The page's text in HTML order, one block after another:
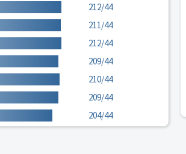
212/44
211/44
212/44
209/44
210/44
209/44
204/44